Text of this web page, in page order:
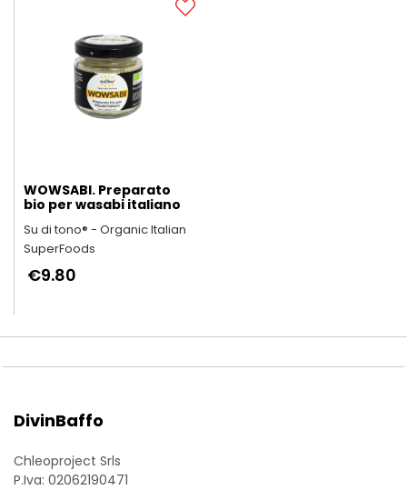
WOWSABI. Preparato
bio per wasabi italiano
Su di tono® - Organic Italian
SuperFoods
€9.80
DivinBaffo
Chleoproject Srls
P.Iva: 02062190471